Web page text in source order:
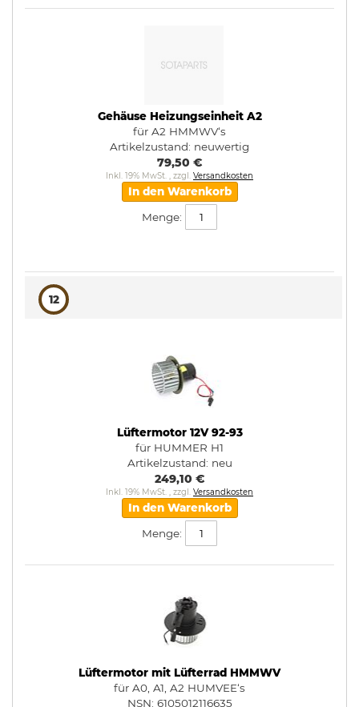
Gehäuse Heizungseinheit A2
für A2 HMMWV‘s
Artikelzustand: neuwertig
79,50 €
Inkl. 19% MwSt. , zzgl. Versandkosten
In den Warenkorb
Menge:
12
Lüftermotor 12V 92-93
für HUMMER H1
Artikelzustand: neu
249,10 €
Inkl. 19% MwSt. , zzgl. Versandkosten
In den Warenkorb
Menge:
Lüftermotor mit Lüfterrad HMMWV
für A0, A1, A2 HUMVEE‘s
NSN: 6105012116635